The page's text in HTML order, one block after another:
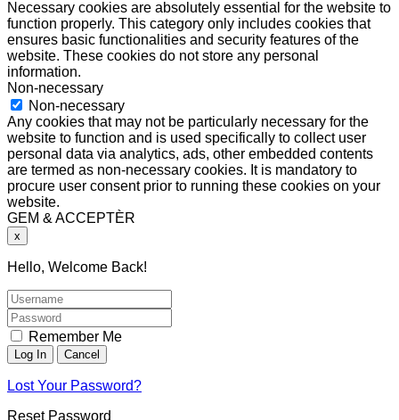
Necessary cookies are absolutely essential for the website to
function properly. This category only includes cookies that
ensures basic functionalities and security features of the
website. These cookies do not store any personal
information.
Non-necessary
Non-necessary
Any cookies that may not be particularly necessary for the
website to function and is used specifically to collect user
personal data via analytics, ads, other embedded contents
are termed as non-necessary cookies. It is mandatory to
procure user consent prior to running these cookies on your
website.
GEM & ACCEPTÈR
x
Hello, Welcome Back!
Remember Me
Lost Your Password?
Reset Password